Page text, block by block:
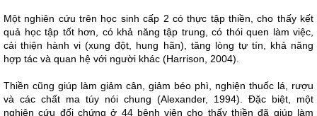
Một nghiên cứu trên học sinh cấp 2 có thực tập thiền, cho thấy kết
quả học tập tốt hơn, có khả năng tập trung, có thói quen làm việc,
cải thiện hành vi (xung đột, hung hãn), tăng lòng tự tín, khả năng
hợp tác và quan hệ với người khác (Harrison, 2004).
Thiền cũng giúp làm giảm cân, giảm béo phì, nghiện thuốc lá, rượu
và các chất ma túy nói chung (Alexander, 1994). Đặc biệt, một
nghiên cứu đối chứng ở 44 bệnh viện cho thấy thiền đã giúp làm